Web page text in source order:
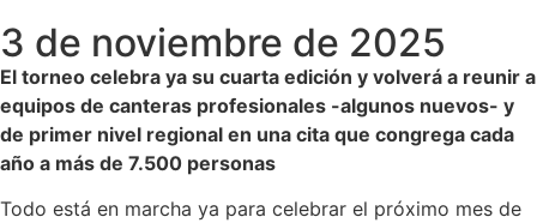
3 de noviembre de 2025
El torneo celebra ya su cuarta edición y volverá a reunir a
equipos de canteras profesionales -algunos nuevos- y
de primer nivel regional en una cita que congrega cada
año a más de 7.500 personas
Todo está en marcha ya para celebrar el próximo mes de